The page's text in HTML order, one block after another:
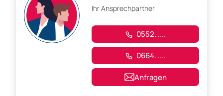
Ihr Ansprechpartner
0552. ....
0664. ....
Anfragen